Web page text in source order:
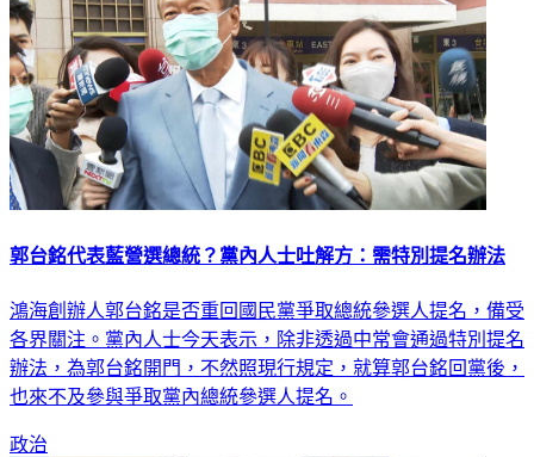
郭台銘代表藍營選總統？黨內人士吐解方：需特別提名辦法
鴻海創辦人郭台銘是否重回國民黨爭取總統參選人提名，備受
各界關注。黨內人士今天表示，除非透過中常會通過特別提名
辦法，為郭台銘開門，不然照現行規定，就算郭台銘回黨後，
也來不及參與爭取黨內總統參選人提名。
政治